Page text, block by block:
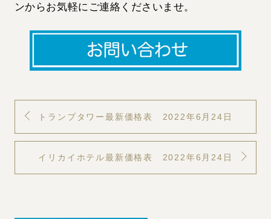
ンからお気軽にご連絡くださいませ。
トランプタワー最新価格表 2022年6月24日
イリカイホテル最新価格表 2022年6月24日